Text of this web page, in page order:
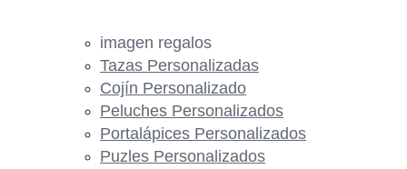
imagen regalos
Tazas Personalizadas
Cojín Personalizado
Peluches Personalizados
Portalápices Personalizados
Puzles Personalizados